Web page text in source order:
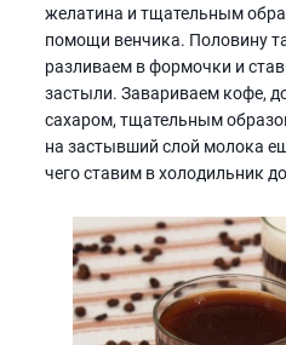
желатина и тщательным
помощи венчика. Половину
разливаем в формочки и
застыли. Завариваем кофе,
сахаром, тщательным
на застывший слой молока
чего ставим в холодильник